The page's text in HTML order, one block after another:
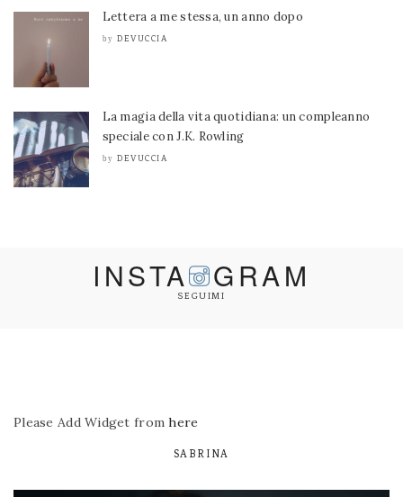
Lettera a me stessa, un anno dopo
by DEVUCCIA
La magia della vita quotidiana: un compleanno
speciale con J.K. Rowling
by DEVUCCIA
INSTA GRAM
SEGUIMI
Please Add Widget fromhere
SABRINA